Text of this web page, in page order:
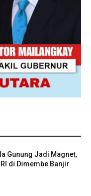
Gunung Jadi Magnet,
di Dimembe Banjir